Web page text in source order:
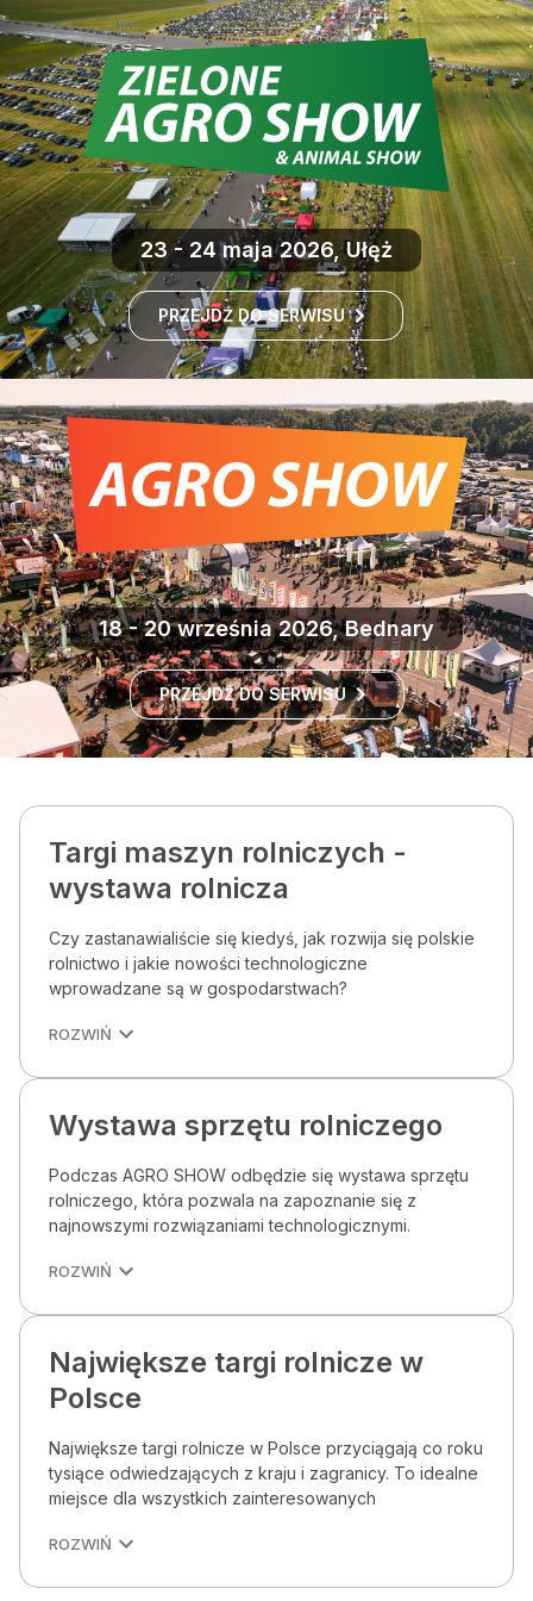
23 - 24 maja 2026, Ułęż
PRZEJDŹ DO SERWISU
18 - 20 września 2026, Bednary
PRZEJDŹ DO SERWISU
Targi maszyn rolniczych -
wystawa rolnicza
Czy zastanawialiście się kiedyś, jak rozwija się polskie
rolnictwo i jakie nowości technologiczne
wprowadzane są w gospodarstwach?
ROZWIŃ
Wystawa sprzętu rolniczego
Podczas AGRO SHOW odbędzie się wystawa sprzętu
rolniczego, która pozwala na zapoznanie się z
najnowszymi rozwiązaniami technologicznymi.
ROZWIŃ
Największe targi rolnicze w
Polsce
Największe targi rolnicze w Polsce przyciągają co roku
tysiące odwiedzających z kraju i zagranicy. To idealne
miejsce dla wszystkich zainteresowanych
ROZWIŃ